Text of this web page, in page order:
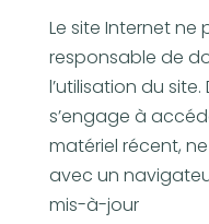
Le site Internet ne
responsable de
l’utilisation du site.
s’engage à
matériel récent,
avec un
mis-à-jour